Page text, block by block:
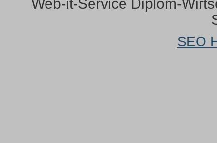
Web-it-Service Diplom-
SEO